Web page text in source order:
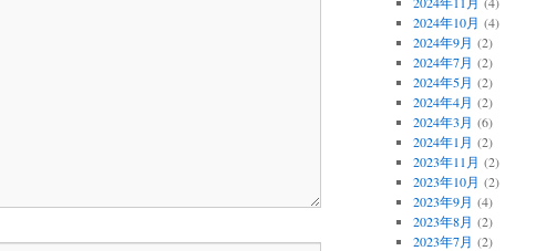
2024年10月 (4)
2024年9月 (2)
2024年7月 (2)
2024年5月 (2)
2024年4月 (2)
2024年3月 (6)
2024年1月 (2)
2023年11月 (2)
2023年10月 (2)
2023年9月 (4)
2023年8月 (2)
2023年7月 (2)